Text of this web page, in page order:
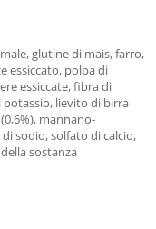
glutine di mais, farro,
essiccato, polpa di
essiccate, fibra di
potassio, lievito di birra
mannano-
sodio, solfato di calcio,
sostanza